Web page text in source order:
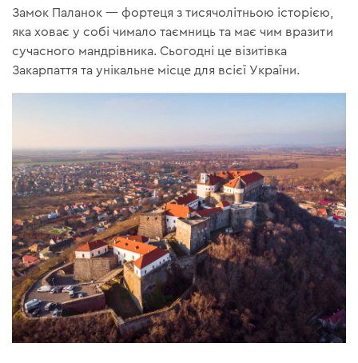
Замок Паланок — фортеця з тисячолітньою історією,
яка ховає у собі чимало таємниць та має чим вразити
сучасного мандрівника. Сьогодні це візитівка
Закарпаття та унікальне місце для всієї України.